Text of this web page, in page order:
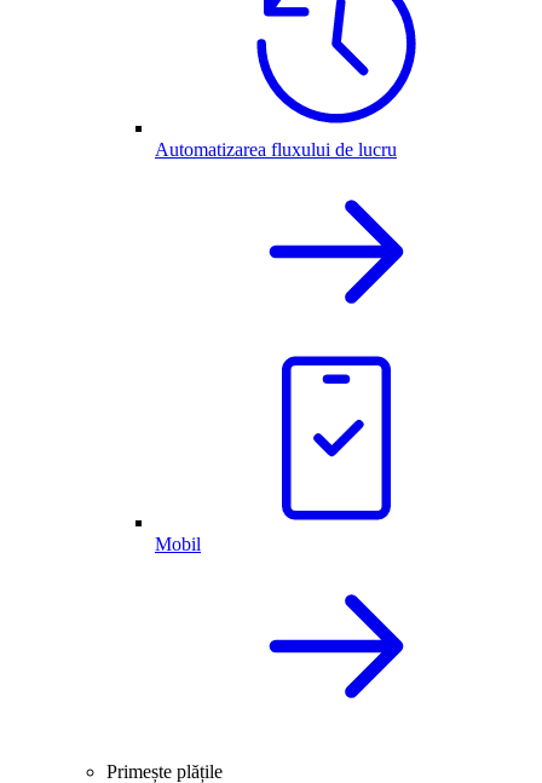
Automatizarea fluxului de lucru
Mobil
Primește plățile